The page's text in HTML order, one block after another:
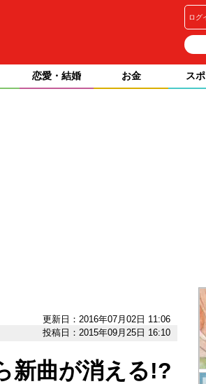
ログ
恋愛・結婚 お金 ス
更新日：2016年07月02日 11:06
投稿日：2015年09月25日 16:10
新曲が消える!?